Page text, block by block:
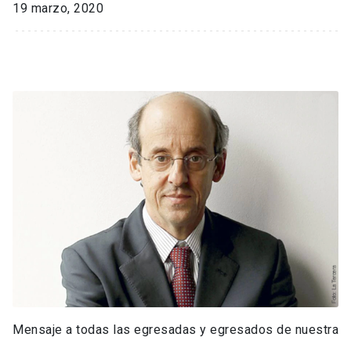
19 marzo, 2020
Mensaje a todas las egresadas y egresados de nuestra